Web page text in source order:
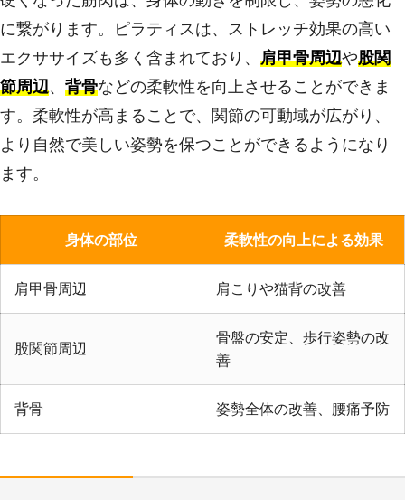
に繋がります。ピラティスは、ストレッチ効果の高い
エクササイズも多く含まれており、 肩甲骨周辺や股関
節周辺、 背骨などの柔軟性を向上させることができま
す。柔軟性が高まることで、関節の可動域が広がり、
より自然で美しい姿勢を保つことができるようになり
ます。
身体の部位 柔軟性の向上による効果
肩甲骨周辺 肩こりや猫背の改善
股関節周辺
骨盤の安定、歩行姿勢の改
善
背骨 姿勢全体の改善、腰痛予防